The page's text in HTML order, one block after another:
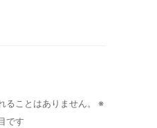
ることはありません。
※
です